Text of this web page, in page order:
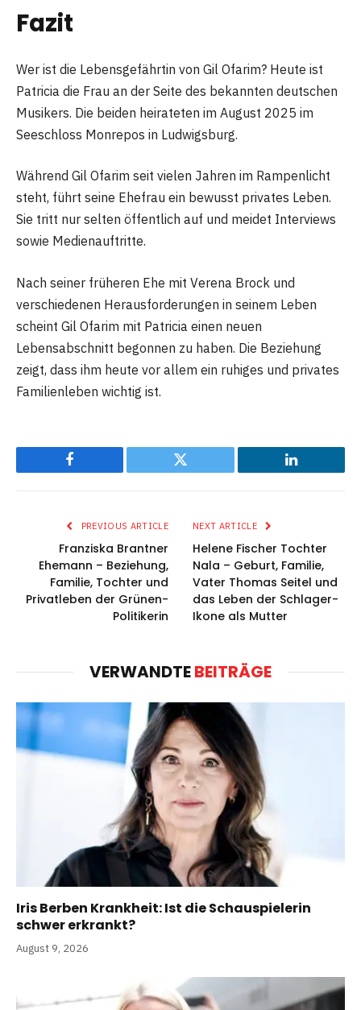
Fazit
Wer ist die Lebensgefährtin von Gil Ofarim? Heute ist
Patricia die Frau an der Seite des bekannten deutschen
Musikers. Die beiden heirateten im August 2025 im
Seeschloss Monrepos in Ludwigsburg.
Während Gil Ofarim seit vielen Jahren im Rampenlicht
steht, führt seine Ehefrau ein bewusst privates Leben.
Sie tritt nur selten öffentlich auf und meidet Interviews
sowie Medienauftritte.
Nach seiner früheren Ehe mit Verena Brock und
verschiedenen Herausforderungen in seinem Leben
scheint Gil Ofarim mit Patricia einen neuen
Lebensabschnitt begonnen zu haben. Die Beziehung
zeigt, dass ihm heute vor allem ein ruhiges und privates
Familienleben wichtig ist.
Facebook Twitter LinkedIn
PREVIOUS ARTICLE
Franziska Brantner
Ehemann – Beziehung,
Familie, Tochter und
Privatleben der Grünen-
Politikerin
NEXT ARTICLE
Helene Fischer Tochter
Nala – Geburt, Familie,
Vater Thomas Seitel und
das Leben der Schlager-
Ikone als Mutter
VERWANDTEBEITRÄGE
Iris Berben Krankheit: Ist die Schauspielerin
schwer erkrankt?
August 9, 2026